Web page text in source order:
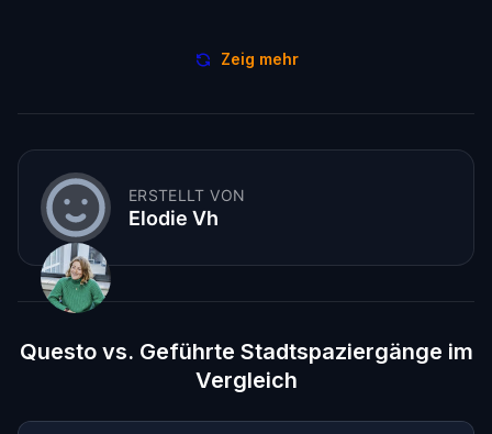
Zeig mehr
ERSTELLT VON
Elodie Vh
Questo vs. Geführte Stadtspaziergänge im
Vergleich